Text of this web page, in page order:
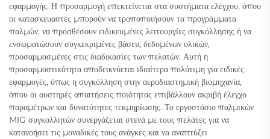
εφαρμογής. Η προσαρμογή επεκτείνεται στα συστήματα ελέγχου, όπου
οι κατασκευαστές μπορούν να τροποποιήσουν τα προγράμματα
παλμών, να προσθέσουν ειδικευμένες λειτουργίες συγκόλλησης ή να
ενσωματώσουν συγκεκριμένες βάσεις δεδομένων υλικών,
προσαρμοσμένες στις διαδικασίες των πελατών. Αυτή η
προσαρμοστικότητα αποδεικνύεται ιδιαίτερα πολύτιμη για ειδικές
εφαρμογές, όπως η συγκόλληση στην αεροδιαστημική βιομηχανία,
όπου οι αυστηρές απαιτήσεις ποιότητας επιβάλλουν ακριβή έλεγχο
παραμέτρων και δυνατότητες τεκμηρίωσης. Το εργοστάσιο παλμικών
MIG συγκολλητών συνεργάζεται στενά με τους πελάτες για να
κατανοήσει τις μοναδικές τους ανάγκες και να αναπτύξει